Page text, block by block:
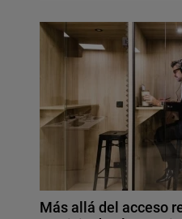
Más allá del acceso